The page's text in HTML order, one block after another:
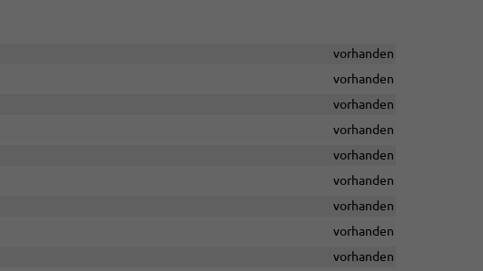
vorhanden
vorhanden
vorhanden
vorhanden
vorhanden
vorhanden
vorhanden
vorhanden
vorhanden